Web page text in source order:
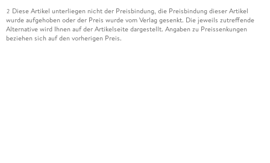
2 Diese Artikel unterliegen nicht der Preisbindung, die Preisbindung dieser Artikel
wurde aufgehoben oder der Preis wurde vom Verlag gesenkt. Die jeweils zutreffende
Alternative wird Ihnen auf der Artikelseite dargestellt. Angaben zu Preissenkungen
beziehen sich auf den vorherigen Preis.